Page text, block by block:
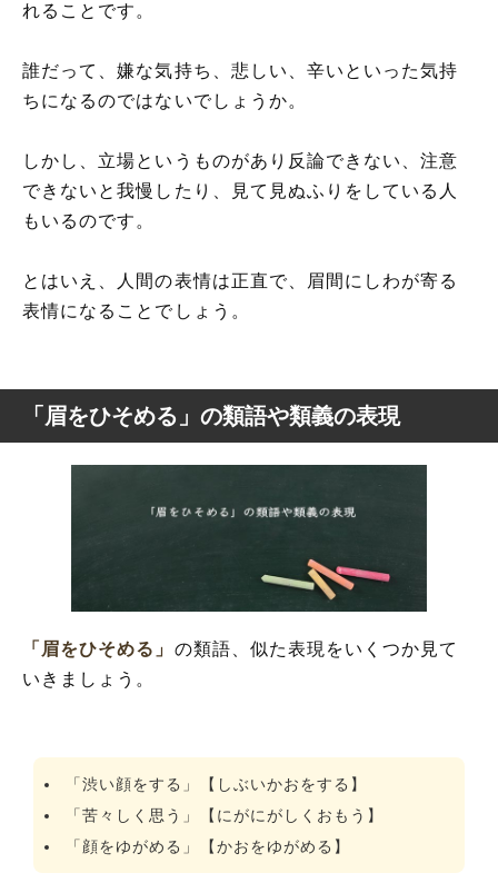
れることです。
誰だって、嫌な気持ち、悲しい、辛いといった気持
ちになるのではないでしょうか。
しかし、立場というものがあり反論できない、注意
できないと我慢したり、見て見ぬふりをしている人
もいるのです。
とはいえ、人間の表情は正直で、眉間にしわが寄る
表情になることでしょう。
「眉をひそめる」の類語や類義の表現
「眉をひそめる」 の類語、似た表現をいくつか見て
いきましょう。
「渋い顔をする」【しぶいかおをする】
「苦々しく思う」【にがにがしくおもう】
「顔をゆがめる」【かおをゆがめる】